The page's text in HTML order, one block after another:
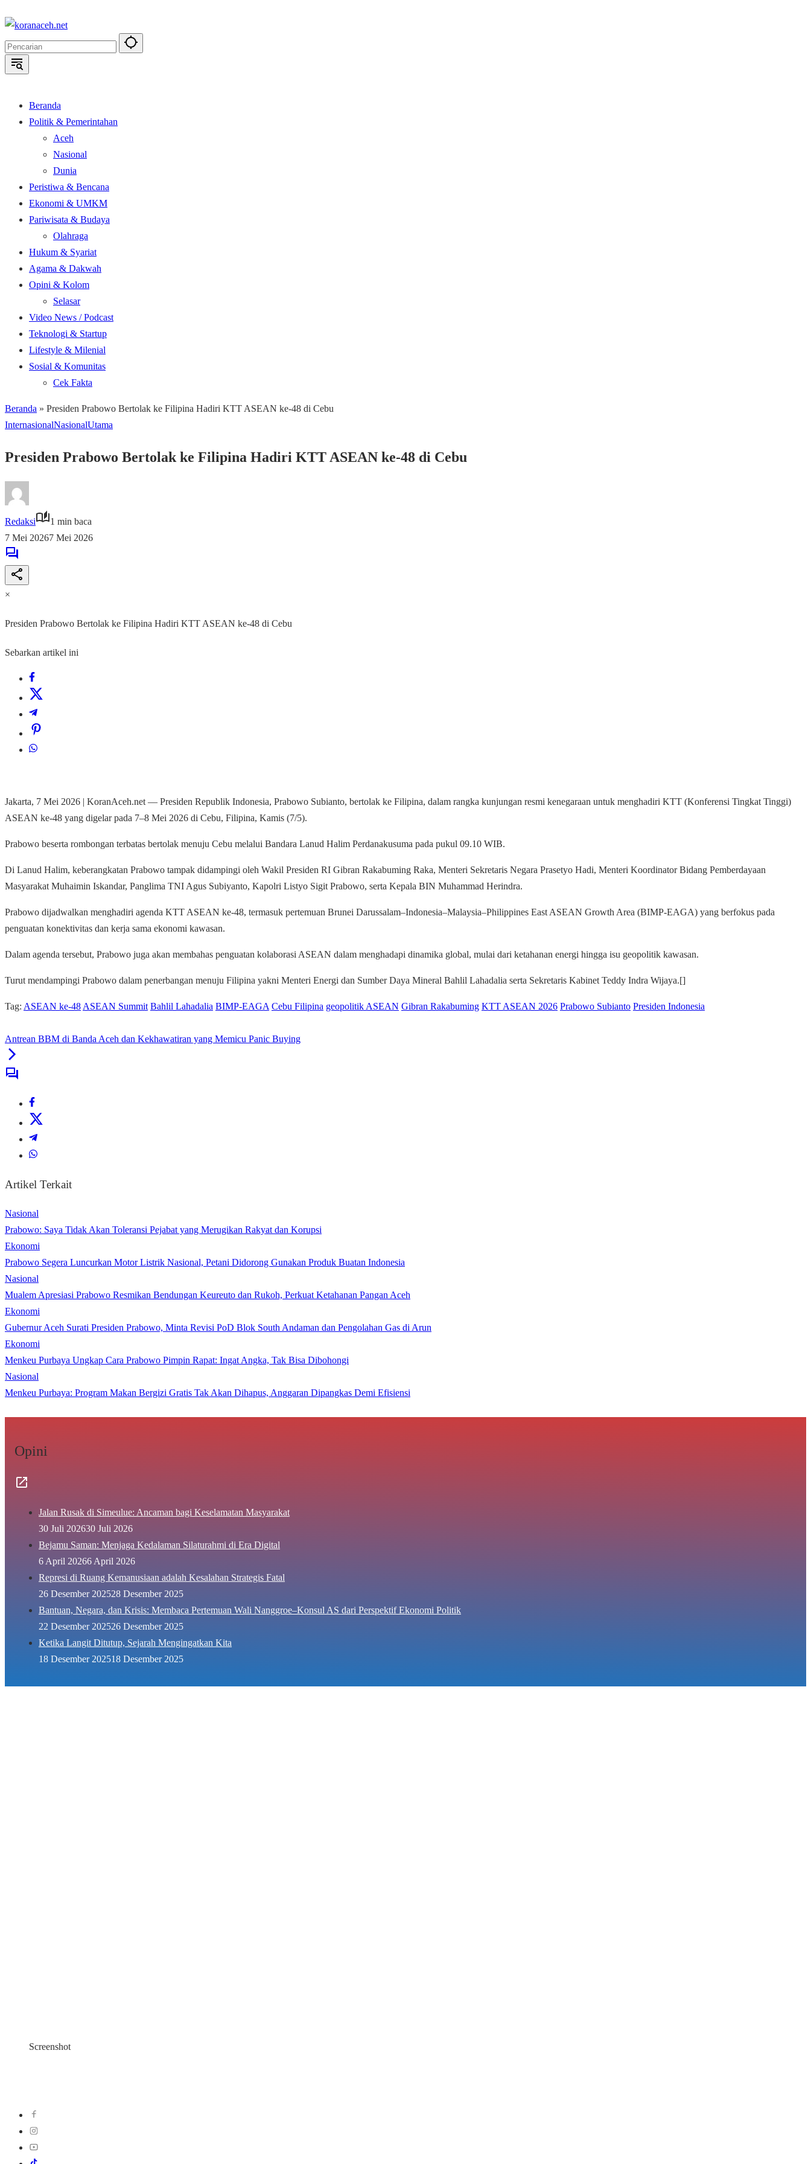
ke
konten
Beranda
Politik & Pemerintahan
Aceh
Nasional
Dunia
Peristiwa & Bencana
Ekonomi & UMKM
Pariwisata & Budaya
Olahraga
Hukum & Syariat
Agama & Dakwah
Opini & Kolom
Selasar
Video News / Podcast
Teknologi & Startup
Lifestyle & Milenial
Sosial & Komunitas
Cek Fakta
Beranda » Presiden Prabowo Bertolak ke Filipina Hadiri KTT ASEAN ke-48 di Cebu
InternasionalNasionalUtama
Presiden Prabowo Bertolak ke Filipina Hadiri KTT ASEAN ke-48 di Cebu
Redaksi
1 min baca
7 Mei 20267 Mei 2026
×
Presiden Prabowo Bertolak ke Filipina Hadiri KTT ASEAN ke-48 di Cebu
Sebarkan artikel ini
Jakarta, 7 Mei 2026 | KoranAceh.net — Presiden Republik Indonesia, Prabowo Subianto, bertolak ke Filipina, dalam rangka kunjungan resmi kenegaraan untuk menghadiri KTT (Konferensi Tingkat Tinggi)
ASEAN ke-48 yang digelar pada 7–8 Mei 2026 di Cebu, Filipina, Kamis (7/5).
Prabowo beserta rombongan terbatas bertolak menuju Cebu melalui Bandara Lanud Halim Perdanakusuma pada pukul 09.10 WIB.
Di Lanud Halim, keberangkatan Prabowo tampak didampingi oleh Wakil Presiden RI Gibran Rakabuming Raka, Menteri Sekretaris Negara Prasetyo Hadi, Menteri Koordinator Bidang Pemberdayaan
Masyarakat Muhaimin Iskandar, Panglima TNI Agus Subiyanto, Kapolri Listyo Sigit Prabowo, serta Kepala BIN Muhammad Herindra.
Prabowo dijadwalkan menghadiri agenda KTT ASEAN ke-48, termasuk pertemuan Brunei Darussalam–Indonesia–Malaysia–Philippines East ASEAN Growth Area (BIMP-EAGA) yang berfokus pada
penguatan konektivitas dan kerja sama ekonomi kawasan.
Dalam agenda tersebut, Prabowo juga akan membahas penguatan kolaborasi ASEAN dalam menghadapi dinamika global, mulai dari ketahanan energi hingga isu geopolitik kawasan.
Turut mendampingi Prabowo dalam penerbangan menuju Filipina yakni Menteri Energi dan Sumber Daya Mineral Bahlil Lahadalia serta Sekretaris Kabinet Teddy Indra Wijaya.[]
Tag: ASEAN ke-48 ASEAN Summit Bahlil Lahadalia BIMP-EAGA Cebu Filipina geopolitik ASEAN Gibran Rakabuming KTT ASEAN 2026 Prabowo Subianto Presiden Indonesia
Antrean BBM di Banda Aceh dan Kekhawatiran yang Memicu Panic Buying
Artikel Terkait
Nasional
Prabowo: Saya Tidak Akan Toleransi Pejabat yang Merugikan Rakyat dan Korupsi
Ekonomi
Prabowo Segera Luncurkan Motor Listrik Nasional, Petani Didorong Gunakan Produk Buatan Indonesia
Nasional
Mualem Apresiasi Prabowo Resmikan Bendungan Keureuto dan Rukoh, Perkuat Ketahanan Pangan Aceh
Ekonomi
Gubernur Aceh Surati Presiden Prabowo, Minta Revisi PoD Blok South Andaman dan Pengolahan Gas di Arun
Ekonomi
Menkeu Purbaya Ungkap Cara Prabowo Pimpin Rapat: Ingat Angka, Tak Bisa Dibohongi
Nasional
Menkeu Purbaya: Program Makan Bergizi Gratis Tak Akan Dihapus, Anggaran Dipangkas Demi Efisiensi
Opini
Jalan Rusak di Simeulue: Ancaman bagi Keselamatan Masyarakat
30 Juli 202630 Juli 2026
Bejamu Saman: Menjaga Kedalaman Silaturahmi di Era Digital
6 April 20266 April 2026
Represi di Ruang Kemanusiaan adalah Kesalahan Strategis Fatal
26 Desember 202528 Desember 2025
Bantuan, Negara, dan Krisis: Membaca Pertemuan Wali Nanggroe–Konsul AS dari Perspektif Ekonomi Politik
22 Desember 202526 Desember 2025
Ketika Langit Ditutup, Sejarah Mengingatkan Kita
18 Desember 202518 Desember 2025
Screenshot